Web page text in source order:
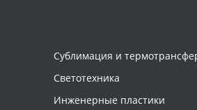
Сублимация и
Светотехника
Инженерные пластики